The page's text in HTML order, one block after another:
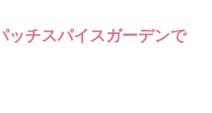
ッチスパイスガーデンで